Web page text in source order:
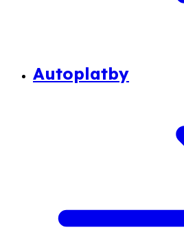
Autoplatby